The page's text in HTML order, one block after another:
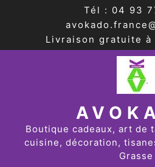
Tél : 04 93
Livraison gratuite
Boutique cadeaux, art de
cuisine, décoration,
Grasse